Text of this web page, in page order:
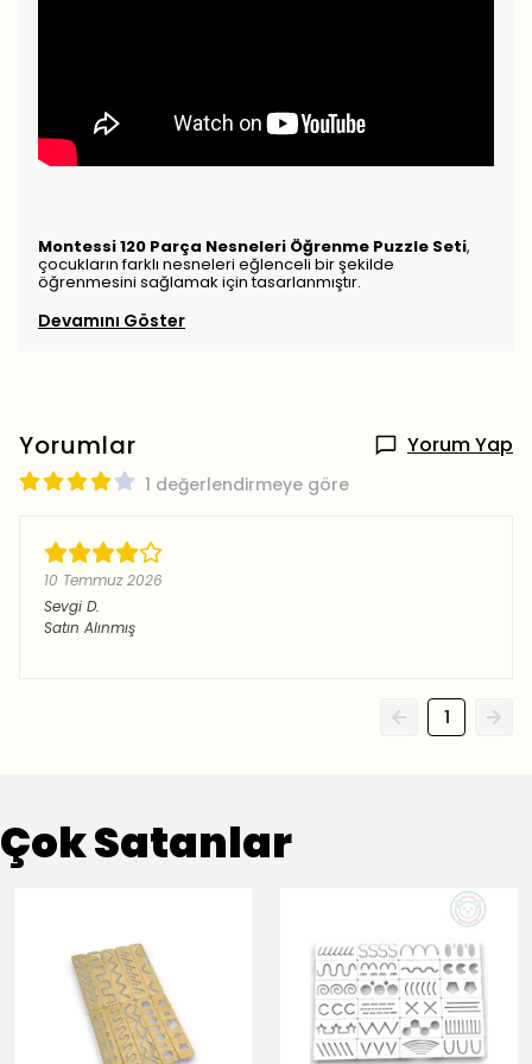
Montessi 120 Parça Nesneleri Öğrenme Puzzle Seti,
çocukların farklı nesneleri eğlenceli bir şekilde
öğrenmesini sağlamak için tasarlanmıştır.
Devamını Göster
Yorumlar Yorum Yap
1 değerlendirmeye göre
10 Temmuz 2026
Sevgi D.
Satın Alınmış
1
Çok Satanlar